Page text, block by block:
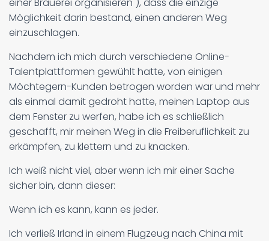
Möglichkeit darin bestand, einen anderen Weg
einzuschlagen.
Nachdem ich mich durch verschiedene Online-
Talentplattformen gewühlt hatte, von einigen
Möchtegern-Kunden betrogen worden war und mehr
als einmal damit gedroht hatte, meinen Laptop aus
dem Fenster zu werfen, habe ich es schließlich
geschafft, mir meinen Weg in die Freiberuflichkeit zu
erkämpfen, zu klettern und zu knacken.
Ich weiß nicht viel, aber wenn ich mir einer Sache
sicher bin, dann dieser:
Wenn ich es kann, kann es jeder.
Ich verließ Irland in einem Flugzeug nach China mit